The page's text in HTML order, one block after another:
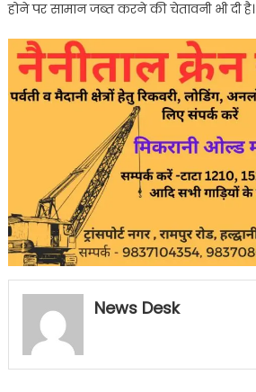
होने पर सामान जब्त करने की चेतावनी भी दी है।
News Desk